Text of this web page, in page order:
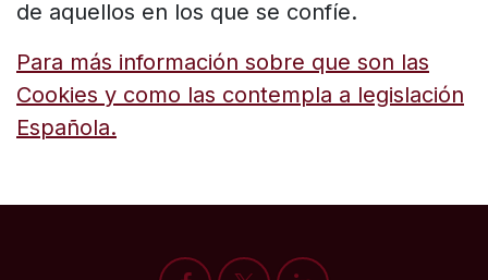
de aquellos en los que se confíe.
Para más información sobre que son las
Cookies y como las contempla a legislación
Española.